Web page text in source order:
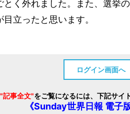
とく外れました。また、選挙
立ったと思います。
ログイン画面へ
"記事全文"をご覧になるには、下記サイ
《Sunday世界日報 電子